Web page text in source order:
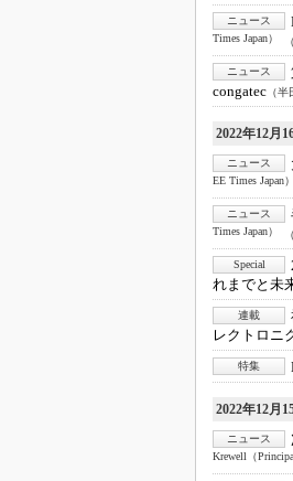
ニュース
Times Japan）
ニュース
congatec （
2022年12月
ニュース
EE Times Japan）
ニュース
Times Japan）
Special
れまでと未
連載
レクトロニ
特集
2022年12月
ニュース
Krewell（